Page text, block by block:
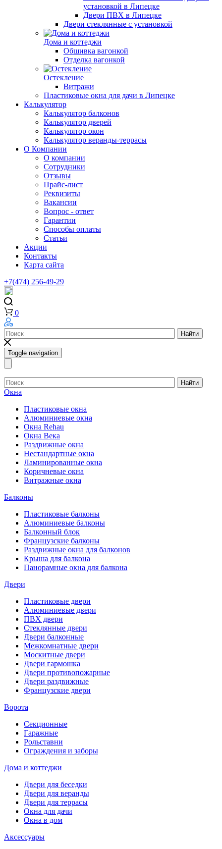
установкой в Липецке
Двери ПВХ в Липецке
Двери стеклянные с установкой
Дома и коттеджи
Обшивка вагонкой
Отделка вагонкой
Остекление
Витражи
Пластиковые окна для дачи в Липецке
Калькулятор
Калькулятор балконов
Калькулятор дверей
Калькулятор окон
Калькулятор веранды-террасы
О Компании
О компании
Сотрудники
Отзывы
Прайс-лист
Реквизиты
Вакансии
Вопрос - ответ
Гарантии
Способы оплаты
Статьи
Акции
Контакты
Карта сайта
+7(474) 256-49-29
0
Найти
Toggle navigation
Найти
Окна
Пластиковые окна
Алюминиевые окна
Окна Rehau
Окна Века
Раздвижные окна
Нестандартные окна
Ламинированные окна
Коричневые окна
Витражные окна
Балконы
Пластиковые балконы
Алюминиевые балконы
Балконный блок
Французские балконы
Раздвижные окна для балконов
Крыша для балкона
Панорамные окна для балкона
Двери
Пластиковые двери
Алюминиевые двери
ПВХ двери
Стеклянные двери
Двери балконные
Межкомнатные двери
Москитные двери
Двери гармошка
Двери противопожарные
Двери раздвижные
Французские двери
Ворота
Секционные
Гаражные
Рольставни
Ограждения и заборы
Дома и коттеджи
Двери для беседки
Двери для веранды
Двери для террасы
Окна для дачи
Окна в дом
Аксессуары